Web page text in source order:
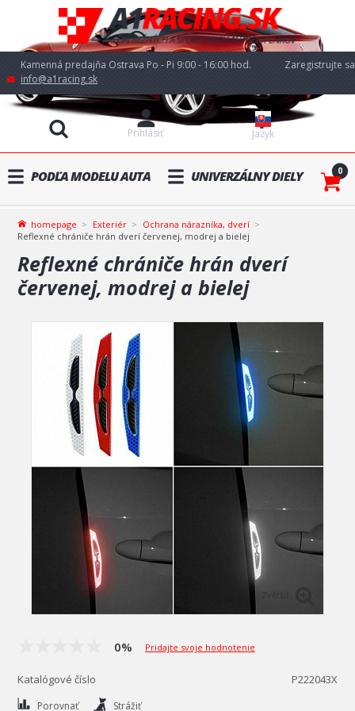
Kamenná predajňa Ostrava Po - Pi 9:00 - 16:00 hod.
info@a1racing.sk
Jazyk
Prihlásiť
Zaregistrujte sa
PODĽA MODELU AUTA UNIVERZÁLNY DIELY 0
homepage Exteriér
Ochrana nárazníka, dverí
Reflexné chrániče hrán dverí červenej, modrej a bielej
Reflexné chrániče hrán dverí
červenej, modrej a bielej
0% Pridajte svoje hodnotenie
Katalógové číslo P222043X
Porovnať Strážiť